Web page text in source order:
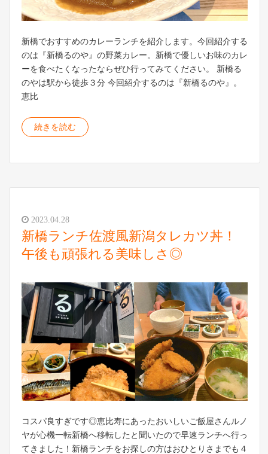
新橋でおすすめのカレーランチを紹介します。今回紹介する
のは『新橋るのや』の野菜カレー。新橋で優しいお味のカレ
ーを食べたくなったならぜひ行ってみてください。 新橋る
のやは駅から徒歩３分 今回紹介するのは『新橋るのや』。
恵比
続きを読む
2023.04.28
新橋ランチ佐渡風新潟タレカツ丼！
午後も頑張れる美味しさ◎
コスパ良すぎです◎恵比寿にあったおいしいご飯屋さんルノ
ヤが心機一転新橋へ移転したと聞いたので早速ランチへ行っ
てきました！新橋ランチをお探しの方はおひとりさまでも４